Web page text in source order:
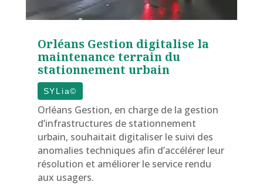
Orléans Gestion digitalise la
maintenance terrain du
stationnement urbain
SYLia©
Orléans Gestion, en charge de la gestion
d’infrastructures de stationnement
urbain, souhaitait digitaliser le suivi des
anomalies techniques afin d’accélérer leur
résolution et améliorer le service rendu
aux usagers.